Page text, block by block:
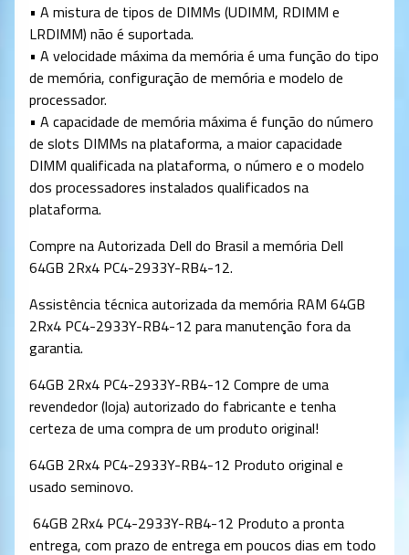
• A mistura de tipos de DIMMs (UDIMM, RDIMM e
LRDIMM) não é suportada.
• A velocidade máxima da memória é uma função do tipo
de memória, configuração de memória e modelo de
processador.
• A capacidade de memória máxima é função do número
de slots DIMMs na plataforma, a maior capacidade
DIMM qualificada na plataforma, o número e o modelo
dos processadores instalados qualificados na
plataforma.
Compre na Autorizada Dell do Brasil a memória Dell
64GB 2Rx4 PC4-2933Y-RB4-12.
Assistência técnica autorizada da memória RAM 64GB
2Rx4 PC4-2933Y-RB4-12 para manutenção fora da
garantia.
64GB 2Rx4 PC4-2933Y-RB4-12 Compre de uma
revendedor (loja) autorizado do fabricante e tenha
certeza de uma compra de um produto original!
64GB 2Rx4 PC4-2933Y-RB4-12 Produto original e
usado seminovo.
64GB 2Rx4 PC4-2933Y-RB4-12 Produto a pronta
entrega, com prazo de entrega em poucos dias em todo